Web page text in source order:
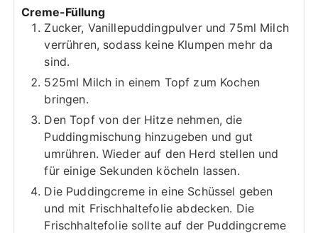
Creme-Füllung
Zucker, Vanillepuddingpulver und 75ml Milch
verrühren, sodass keine Klumpen mehr da
sind.
525ml Milch in einem Topf zum Kochen
bringen.
Den Topf von der Hitze nehmen, die
Puddingmischung hinzugeben und gut
umrühren. Wieder auf den Herd stellen und
für einige Sekunden köcheln lassen.
Die Puddingcreme in eine Schüssel geben
und mit Frischhaltefolie abdecken. Die
Frischhaltefolie sollte auf der Puddingcreme